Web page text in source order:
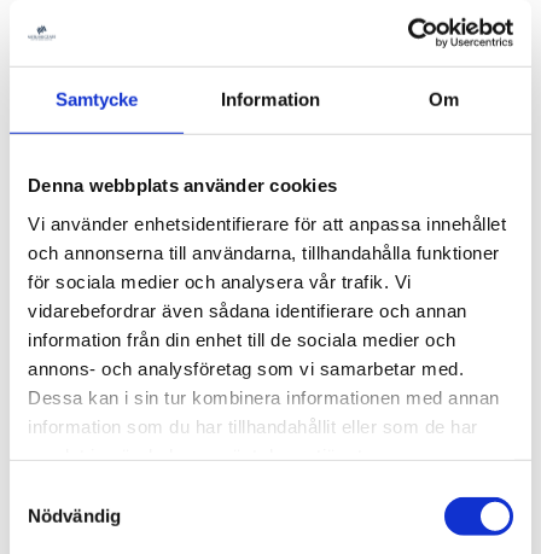
Samtycke Information Om
Denna webbplats använder cookies
Vi använder enhetsidentifierare för att anpassa innehållet
och annonserna till användarna, tillhandahålla funktioner
för sociala medier och analysera vår trafik. Vi
vidarebefordrar även sådana identifierare och annan
information från din enhet till de sociala medier och
annons- och analysföretag som vi samarbetar med.
Dessa kan i sin tur kombinera informationen med annan
information som du har tillhandahållit eller som de har
Nödvändig
4 HYVELMASKINER - TOS OHA
50A, 50B, 50A-PLC, GLEASON